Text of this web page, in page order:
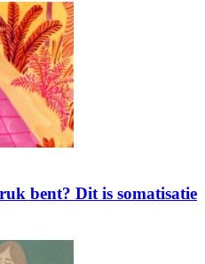
bent? Dit is somatisatie